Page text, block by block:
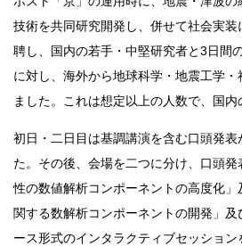
技術を共同研究開発し、併せて社会実
聘し、国内の若手・中堅研究者と3日間
に対し、海外から地球科学・地震工学
ました。これは想定以上の人数で、国
初日・二日目は基調講演を含む口頭発
た。その後、会場を二つに分け、口頭
性の数値解析コンポーネントの高度化
関する数解析コンポーネントの開発」
ース形式のインタラクティブセッショ